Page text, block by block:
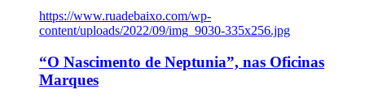
https://www.ruadebaixo.com/wp-
content/uploads/2022/09/img_9030-335x256.jpg
“O Nascimento de Neptunia”, nas Oficinas
Marques